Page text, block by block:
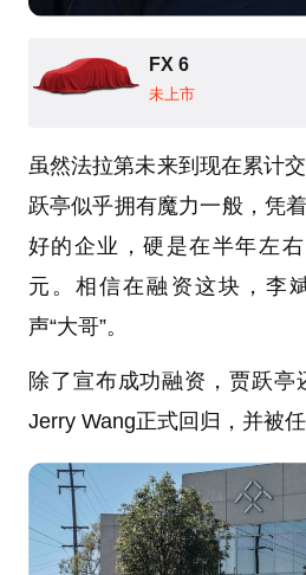
FX 6
未上市
虽然法拉第未来到现在累计
跃亭似乎拥有魔力一般，凭
好的企业，硬是在半年左
元。相信在融资这块，李
声“大哥”。
除了宣布成功融资，贾跃亭
Jerry Wang正式回归，并被任